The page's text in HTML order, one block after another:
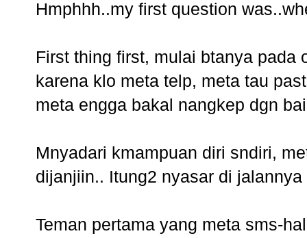
Hmphhh..my first question
First thing first, mulai btanya pada
karena klo meta telp, meta tau
meta engga bakal nangkep dgn
Mnyadari kmampuan diri sndiri,
dijanjiin.. Itung2 nyasar di jalannya
Teman pertama yang meta sms-